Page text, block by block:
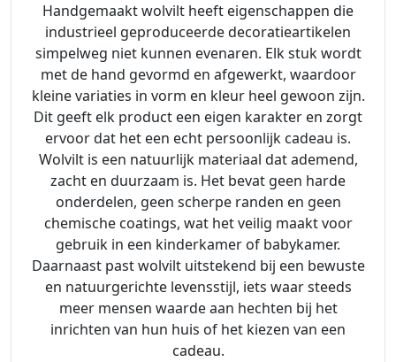
Handgemaakt wolvilt heeft eigenschappen die
industrieel geproduceerde decoratieartikelen
simpelweg niet kunnen evenaren. Elk stuk wordt
met de hand gevormd en afgewerkt, waardoor
kleine variaties in vorm en kleur heel gewoon zijn.
Dit geeft elk product een eigen karakter en zorgt
ervoor dat het een echt persoonlijk cadeau is.
Wolvilt is een natuurlijk materiaal dat ademend,
zacht en duurzaam is. Het bevat geen harde
onderdelen, geen scherpe randen en geen
chemische coatings, wat het veilig maakt voor
gebruik in een kinderkamer of babykamer.
Daarnaast past wolvilt uitstekend bij een bewuste
en natuurgerichte levensstijl, iets waar steeds
meer mensen waarde aan hechten bij het
inrichten van hun huis of het kiezen van een
cadeau.